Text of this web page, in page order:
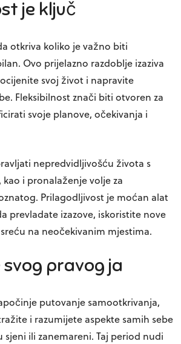
je ključ
otkriva koliko je važno biti
Ovo prijelazno razdoblje izaziva
svoj život i napravite
Fleksibilnost znači biti otvoren za
svoje planove, očekivanja i
nepredvidljivošću života s
i pronalaženje volje za
Prilagodljivost je moćan alat
prevladate izazove, iskoristite nove
na neočekivanim mjestima.
pravog ja
putovanje samootkrivanja,
i razumijete aspekte samih sebe
sjeni ili zanemareni. Taj period nudi